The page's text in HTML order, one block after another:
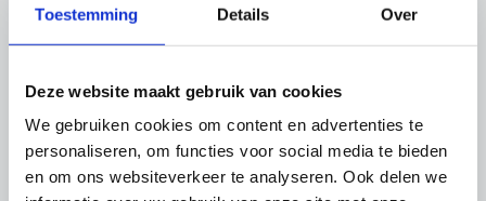
Toestemming Details Over
Deze website maakt gebruik van cookies
We gebruiken cookies om content en advertenties te
personaliseren, om functies voor social media te bieden
en om ons websiteverkeer te analyseren. Ook delen we
helpt u graag op weg.
Thema's